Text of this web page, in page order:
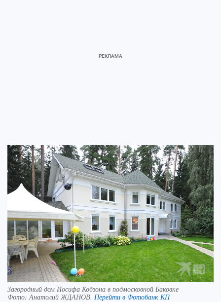
Загородный дом Иосифа Кобзона в подмосковной Баковке
Фото: Анатолий ЖДАНОВ. Перейти в Фотобанк КП